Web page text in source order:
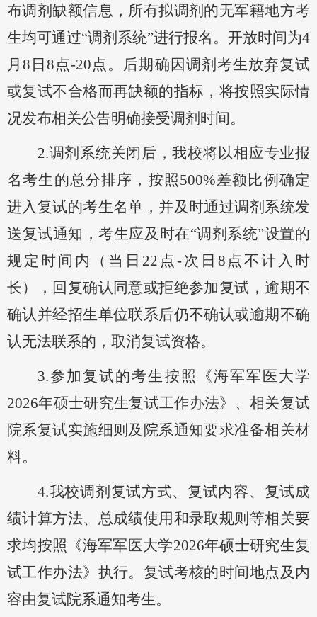
布调剂缺额信息，所有拟调剂的无军籍地方考
生均可通过“调剂系统”进行报名 。 开放时间为4
月8日8点-20点。后期确因调剂 考生放弃复试
或复试不合格而再缺额的指标， 将按照实际情
况发布相关公告明确接受调剂时间。
2.调剂系统关闭后，我校将以相应专业报
名考生的总分排序，按照500%差额比例确定
进入复试的考生名单，并及时通过调剂系统发
送复试通知，考生应及时在“调剂系统”设置的
规定时间 内（当日22点-次日8点不计入时
长）， 回复确认同意或拒绝参加复试，逾期不
确认并经招生单位联系后仍不确认或逾期不确
认无法联系的，取消复试资格。
3.参加复试的考生按照《海军军医大学
2026年硕士研究生复试工作办法》、相关复试
院系复试实施细则及院系通知要求准备相关材
料。
4.我校调剂复试方式、复试内容、复试成
绩计算方法、总成绩使用和录取规则等相关要
求均按照《海军军医大学2026年硕士研究生复
试工作办法》执行。复试考核的时间地点及内
容由复试院系通知考生。